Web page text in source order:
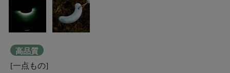
高品質
[一点もの]